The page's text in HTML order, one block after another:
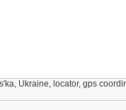
Ukraine, locator, gps